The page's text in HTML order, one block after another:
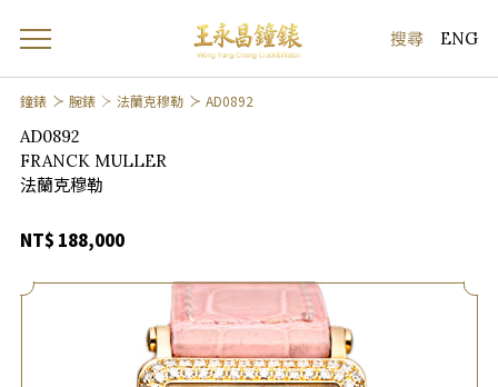
ENG
鐘錶 腕錶 法蘭克穆勒 AD0892
AD0892
FRANCK MULLER
法蘭克穆勒
NT$ 188,000